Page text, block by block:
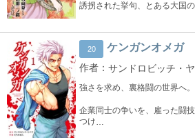
誘拐された挙句、とある大国
20 ケンガンオメガ
サンドロビッチ・
強さを求め、裏格闘の世界へ。
企業同士の争いを、雇った闘
つけ…